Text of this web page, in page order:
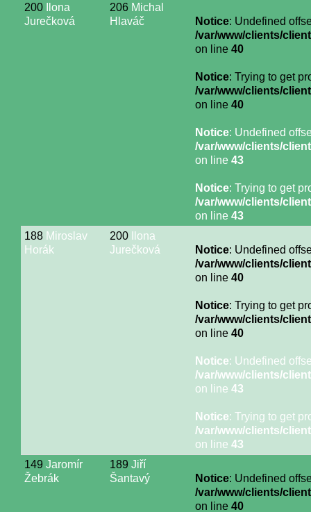
200
Ilona
Jurečková
206 Michal
Hlaváč
Notice: Undefined
/var/www/clients/
on line 40
Notice: Trying to get
/var/www/clients/
on line 40
Notice: Undefined
/var/www/clients/
on line 43
Notice: Trying to get
/var/www/clients/
on line 43
188 Miroslav
Horák
200
Ilona
Jurečková
Notice: Undefined
/var/www/clients/
on line 40
Notice: Trying to get
/var/www/clients/
on line 40
Notice: Undefined
/var/www/clients/
on line 43
Notice: Trying to get
/var/www/clients/
on line 43
149 Jaromír
Žebrák
189 Jiří
Šantavý
Notice: Undefined
/var/www/clients/
on line 40